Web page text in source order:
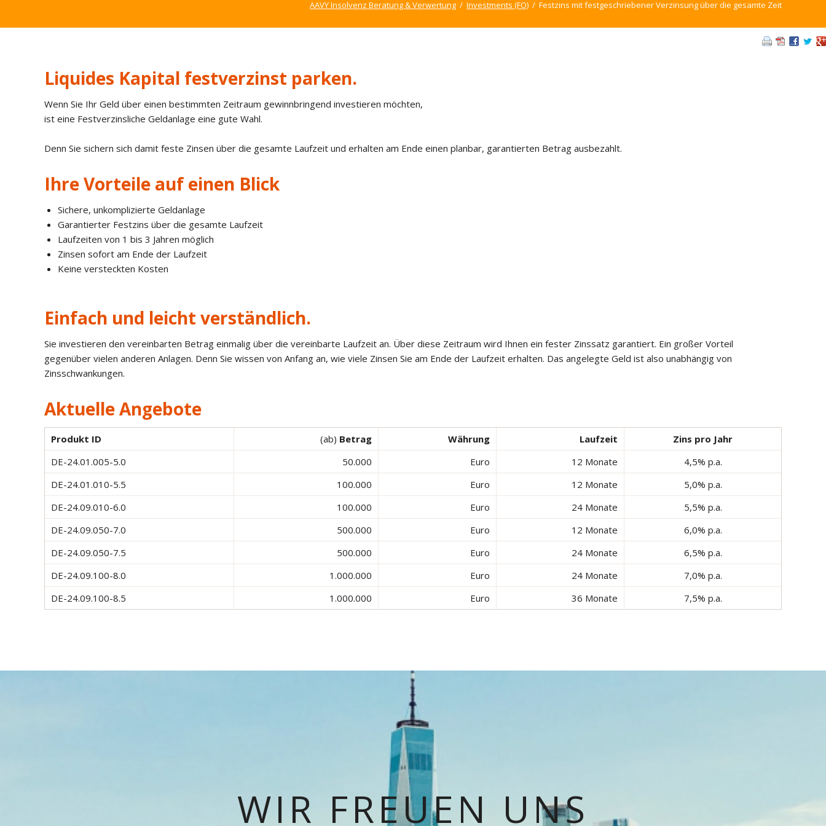
AAVY Insolvenz Beratung & Verwertung Investments (FO) Festzins mit festgeschriebener Verzinsung über die gesamte Zeit
Liquides Kapital festverzinst parken.
Wenn Sie Ihr Geld über einen bestimmten Zeitraum gewinnbringend investieren möchten,
ist eine Festverzinsliche Geldanlage eine gute Wahl.
Denn Sie sichern sich damit feste Zinsen über die gesamte Laufzeit und erhalten am Ende einen planbar, garantierten Betrag ausbezahlt.
Ihre Vorteile auf einen Blick
Sichere, unkomplizierte Geldanlage
Garantierter Festzins über die gesamte Laufzeit
Laufzeiten von 1 bis 3 Jahren möglich
Zinsen sofort am Ende der Laufzeit
Keine versteckten Kosten
Einfach und leicht verständlich.
Sie investieren den vereinbarten Betrag einmalig über die vereinbarte Laufzeit an. Über diese Zeitraum wird Ihnen ein fester Zinssatz garantiert. Ein großer Vorteil
gegenüber vielen anderen Anlagen. Denn Sie wissen von Anfang an, wie viele Zinsen Sie am Ende der Laufzeit erhalten. Das angelegte Geld ist also unabhängig von
Zinsschwankungen.
Aktuelle Angebote
Produkt ID (ab) Betrag Währung Laufzeit
Zins pro Jahr
DE-24.01.005-5.0
50.000 Euro 12 Monate
4,5% p.a.
DE-24.01.010-5.5
100.000 Euro 12 Monate
5,0% p.a.
DE-24.09.010-6.0
100.000 Euro 24 Monate
5,5% p.a.
DE-24.09.050-7.0
500.000 Euro 12 Monate
6,0% p.a.
DE-24.09.050-7.5
500.000 Euro 24 Monate
6,5% p.a.
DE-24.09.100-8.0
1.000.000 Euro 24 Monate
7,0% p.a.
DE-24.09.100-8.5
1.000.000 Euro 36 Monate 7,5% p.a.
WIR FREUEN UNS